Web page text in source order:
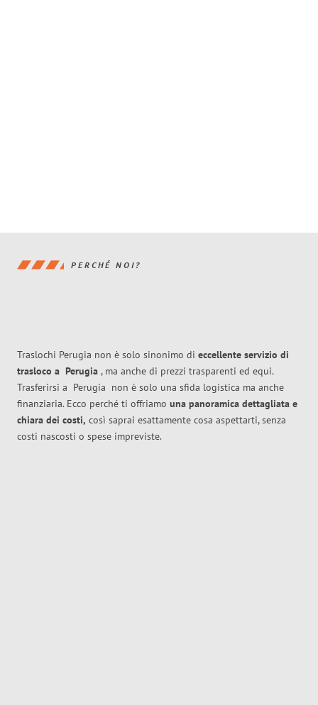
PERCHÉ NOI?
Traslochi Perugia non è solo sinonimo di eccellente servizio di
trasloco a Perugia , ma anche di prezzi trasparenti ed equi.
Trasferirsi a Perugia non è solo una sfida logistica ma anche
finanziaria. Ecco perché ti offriamo una panoramica dettagliata e
chiara dei costi, così saprai esattamente cosa aspettarti, senza
costi nascosti o spese impreviste.